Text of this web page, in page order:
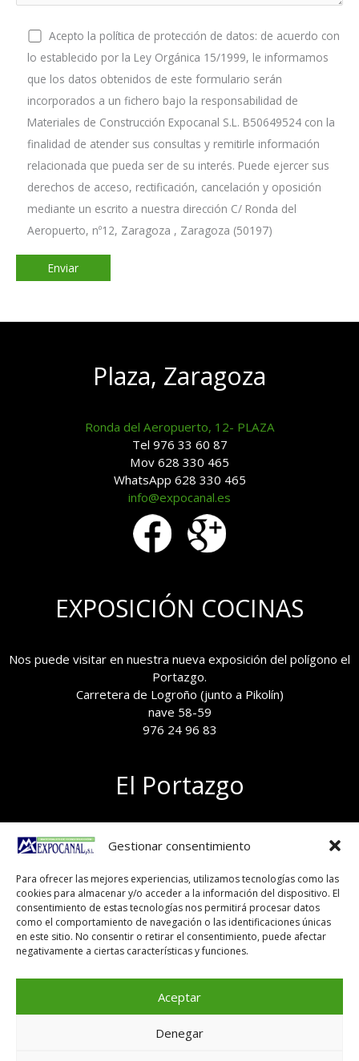
Gestionar consentimiento
Para ofrecer las mejores experiencias, utilizamos tecnologías como las
cookies para almacenar y/o acceder a la información del dispositivo. El
consentimiento de estas tecnologías nos permitirá procesar datos
como el comportamiento de navegación o las identificaciones únicas
en este sitio. No consentir o retirar el consentimiento, puede afectar
negativamente a ciertas características y funciones.
Aceptar
Denegar
Acepto la política de protección de datos: de acuerdo con
lo establecido por la Ley Orgánica 15/1999, le informamos
que los datos obtenidos de este formulario serán
incorporados a un fichero bajo la responsabilidad de
Materiales de Construcción Expocanal S.L. B50649524 con la
finalidad de atender sus consultas y remitirle información
relacionada que pueda ser de su interés. Puede ejercer sus
derechos de acceso, rectificación, cancelación y oposición
mediante un escrito a nuestra dirección C/ Ronda del
Aeropuerto, nº12, Zaragoza , Zaragoza (50197)
Plaza, Zaragoza
Ronda del Aeropuerto, 12- PLAZA
Tel 976 33 60 87
Mov 628 330 465
WhatsApp 628 330 465
info@expocanal.es
EXPOSICIÓN COCINAS
Nos puede visitar en nuestra nueva exposición del polígono el
Portazgo.
Carretera de Logroño (junto a Pikolín)
nave 58-59
976 24 96 83
El Portazgo
Polígono el Portazgo, nave 59
50011 Zaragoza
Tel 976 24 96 83
exposicion@expocanal.es
Aviso Legal
Política de cookies